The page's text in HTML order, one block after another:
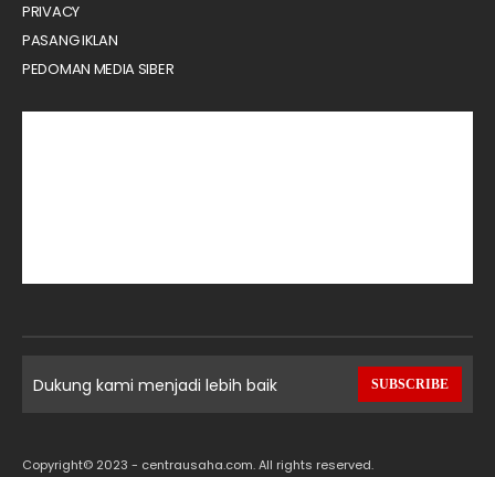
PRIVACY
PASANG IKLAN
PEDOMAN MEDIA SIBER
Dukung kami menjadi lebih baik SUBSCRIBE
Copyright© 2023 - centrausaha.com. All rights reserved.